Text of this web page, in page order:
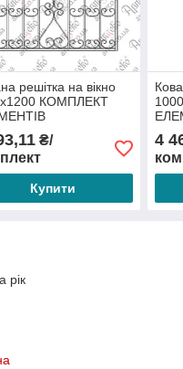
решітка на вікно
КОМПЛЕКТ
₴/
Купити
4
рік